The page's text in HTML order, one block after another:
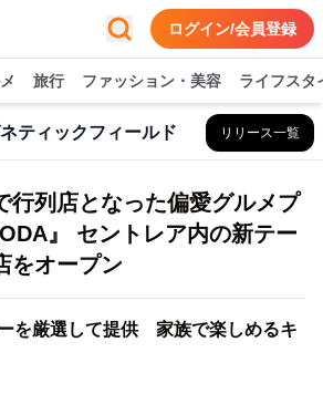
ログイン/会員登録
旅行 ファッション・美容 ライフスタ
ティックフィールド リリース一覧
行列店となった偏愛グルメプ
』 セントレア内の新テー
をオープン
を厳選して提供 家族で楽しめるキ